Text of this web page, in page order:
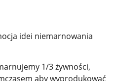
idei niemarnowania
1/3 żywności,
aby wyprodukować